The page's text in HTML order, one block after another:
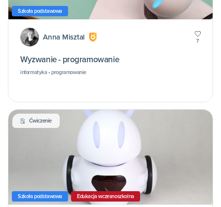
Szkoła podstawowa
Anna Misztal 7
Wyzwanie - programowanie
informatyka • programowanie
Ćwiczenie
Szkoła podstawowa Edukacja wczesnoszkolna